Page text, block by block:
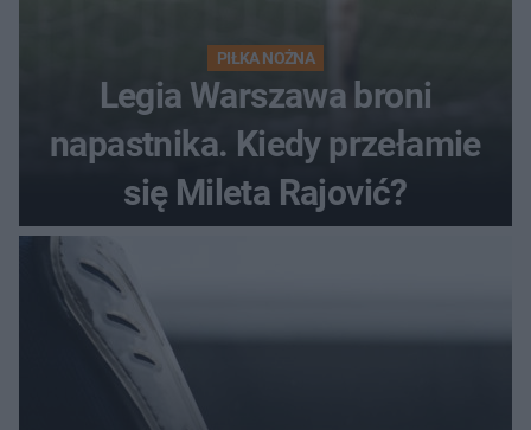
PIŁKA NOŻNA
Legia Warszawa broni
napastnika. Kiedy przełamie
się Mileta Rajović?